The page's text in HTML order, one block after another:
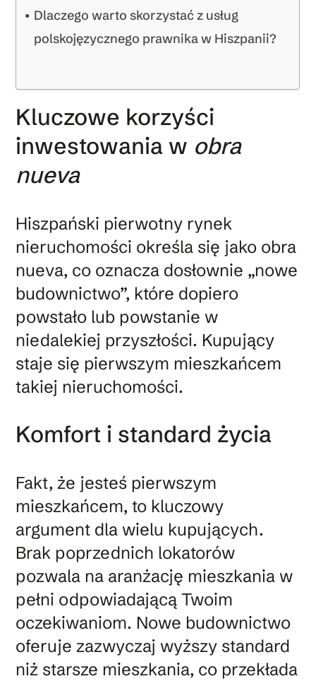
Dlaczego warto skorzystać z usług
polskojęzycznego prawnika w Hiszpanii?
Kluczowe korzyści
inwestowania w obra
nueva
Hiszpański pierwotny rynek
nieruchomości określa się jako obra
nueva, co oznacza dosłownie „nowe
budownictwo”, które dopiero
powstało lub powstanie w
niedalekiej przyszłości. Kupujący
staje się pierwszym mieszkańcem
takiej nieruchomości.
Komfort i standard życia
Fakt, że jesteś pierwszym
mieszkańcem, to kluczowy
argument dla wielu kupujących.
Brak poprzednich lokatorów
pozwala na aranżację mieszkania w
pełni odpowiadającą Twoim
oczekiwaniom. Nowe budownictwo
oferuje zazwyczaj wyższy standard
niż starsze mieszkania, co przekłada